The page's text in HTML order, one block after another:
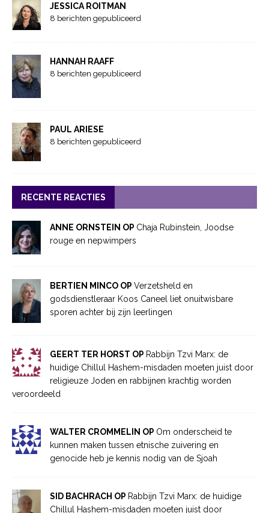
JESSICA ROITMAN
8 berichten gepubliceerd
HANNAH RAAFF
8 berichten gepubliceerd
PAUL ARIESE
8 berichten gepubliceerd
RECENTE REACTIES
ANNE ORNSTEIN OP Chaja Rubinstein, Joodse
rouge en nepwimpers
BERTIEN MINCO OP Verzetsheld en
godsdienstleraar Koos Caneel liet onuitwisbare
sporen achter bij zijn leerlingen
GEERT TER HORST OP Rabbijn Tzvi Marx: de
huidige Chillul Hashem-misdaden moeten juist door
religieuze Joden en rabbijnen krachtig worden
veroordeeld
WALTER CROMMELIN OP Om onderscheid te
kunnen maken tussen etnische zuivering en
genocide heb je kennis nodig van de Sjoah
SID BACHRACH OP Rabbijn Tzvi Marx: de huidige
Chillul Hashem-misdaden moeten juist door